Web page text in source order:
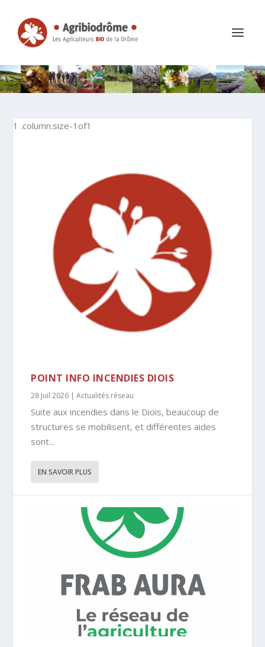
POINT INFO INCENDIES DIOIS
28 Juil 2026 |Actualités réseau
Suite aux incendies dans le Diois, beaucoup de
structures se mobilisent, et différentes aides
sont...
EN SAVOIR PLUS